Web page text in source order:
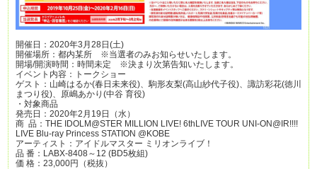
開催日：2020年3月28日(土)
開催場所：都内某所 ※当選者のみお知らせいたします。
開場/開演時間：時間未定 ※決まり次第告知いたします。
イベント内容：トークショー
ゲスト：山崎はるか(春日未来役)、駒形友梨(高山紗代子役)、諏訪彩花(徳川
まつり役)、原嶋あかり(中谷 育役)
・対象商品
発売日：2020年2月19日（水）
商 品：THE IDOLM@STER MILLION LIVE! 6thLIVE TOUR UNI-ON@IR!!!!
LIVE Blu-ray Princess STATION @KOBE
アーティスト：アイドルマスター ミリオンライブ！
品 番：LABX-8408～12 (BD5枚組)
価 格：23,000円（税抜）